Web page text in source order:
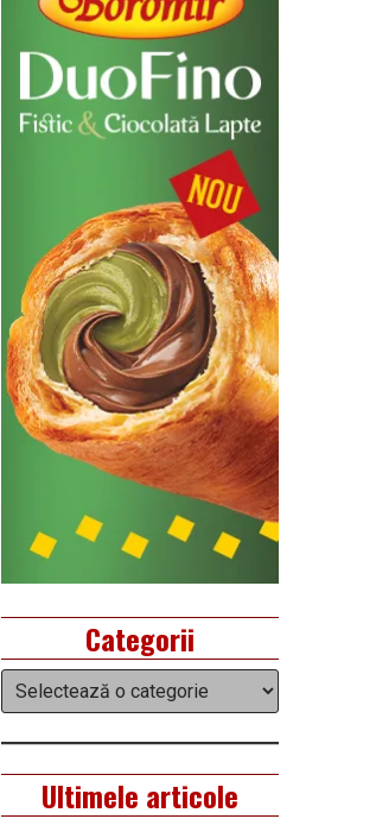
Categorii
Categorii
Ultimele articole